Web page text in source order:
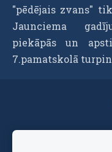
"pēdējais zvans"
Jaunciema
piekāpās un
7.pamatskolā